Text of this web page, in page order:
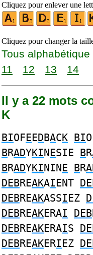
Cliquez pour enlever une
Cliquez pour changer la
Tous alphabétique
11
12 13 14
Il y a 22 mots
K
BIOFEEDBACK BI
BRADYKINESIE BR
BRADYKININE BR
DEBREAKAIENT
DEBREAKASSIEZ
DEBREAKERAI DEB
DEBREAKERAIS
DEBREAKERIEZ